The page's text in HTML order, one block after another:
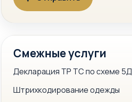
Смежные услуги
Декларация ТР ТС по схеме 5Д
Штрихкодирование одежды